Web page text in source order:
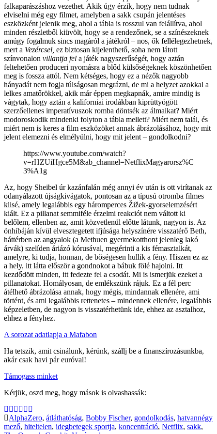
falkaparászáshoz vezethet. Akik úgy érzik, hogy nem tudnak
elviselni még egy filmet, amelyben a sakk csupán jelentéses
eszközként jelenik meg, ahol a tábla is rosszul van felállítva, ahol
minden részletből kiüvölt, hogy se a rendezőnek, se a színészeknek
amúgy fogalmuk sincs magáról a játékról – nos, ők fellélegezhetnek,
mert a Vezércsel, ez biztosan kijelenthető, soha nem látott
színvonalon villantja fel a játék nagyszerűségét, hogy aztán
feltehetően produceri nyomásra a blőd külsőségeknek köszönhetően
meg is fossza attól. Nem kétséges, hogy ez a nézők nagyobb
hányadát nem fogja túlságosan megrázni, de mi a helyzet azokkal a
lelkes amatőrökkel, akik már éppen megkapnák, amire mindig is
vágytak, hogy aztán a kaliforniai irodákban kiprüttyögött
szerzőellenes imperatívuszok romba döntsék az álmaikat? Miért
modoroskodik mindenki folyton a tábla mellett? Miért nem talál, és
miért nem is keres a film eszközöket annak ábrázolásához, hogy mit
jelent elemezni és elmélyülni, hogy mit jelent – gondolkodni?
https://www.youtube.com/watch?
v=rHZUiHgce5M&ab_channel=NetflixMagyarorsz%C
3%A1g
Az, hogy Sheibel úr kazánfalán még annyi év után is ott virítanak az
odanyálazott újságkivágatok, pontosan az a típusú otromba filmes
klisé, amely legalábbis egy háromperces Žižek-gyorselemzésért
kiált. Ez a pillanat semmiféle érzelmi reakciót nem váltott ki
belőlem, ellenben az, amit közvetlenül előtte látunk, nagyon is. Az
önhibáján kívül elvesztegetett ifjúsága helyszínére visszatérő Beth,
háttérben az angyalok (a Methuen gyermekotthont jelenleg lakó
árvák) szelíden áriázó kórusával, megérinti a kis fémasztalkát,
amelyre, ki tudja, honnan, de bőségesen hullik a fény. Hiszen ez az
a hely, itt látta először a gondnokot a bábuk fölé hajolni. Itt
kezdődött minden, itt fedezte fel a csodát. Mi is ismerjük ezeket a
pillanatokat. Homályosan, de emlékszünk rájuk. Ez a fél perc
átélhető ábrázolása annak, hogy mégis, mindannak ellenére, ami
történt, és ami legalábbis rettenetes – mindennek ellenére, legalábbis
képzeletben, de nagyon is visszatérhetünk ide, ehhez az asztalhoz,
ehhez a fényhez.
A sorozat adatlapja a Mafabon
Ha tetszik, amit csinálunk, kérünk, szállj be a finanszírozásunkba,
akár csak havi pár euróval!
Támogass minket
Kérjük, oszd meg, hogy mások is olvashassák:
AlphaZero, átláthatóság, Bobby Fischer, gondolkodás, hatvannégy
mező, hiteltelen, idegbetegek sportja, koncentráció, Netflix, sakk,